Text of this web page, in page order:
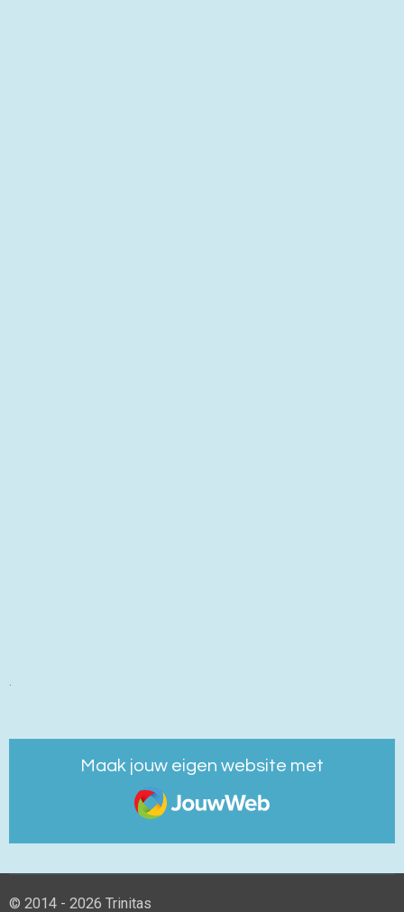
Maak jouw eigen website met
JouwWeb
© 2014 - 2026 Trinitas